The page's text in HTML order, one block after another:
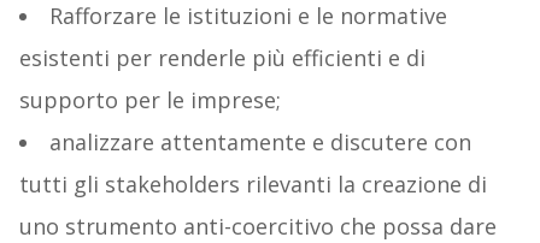
Rafforzare le istituzioni e le normative
esistenti per renderle più efficienti e di
supporto per le imprese;
analizzare attentamente e discutere con
tutti gli stakeholders rilevanti la creazione di
uno strumento anti-coercitivo che possa dare